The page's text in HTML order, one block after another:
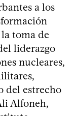
a los
toma de
liderazgo
nucleares,
del estrecho
Alfoneh,